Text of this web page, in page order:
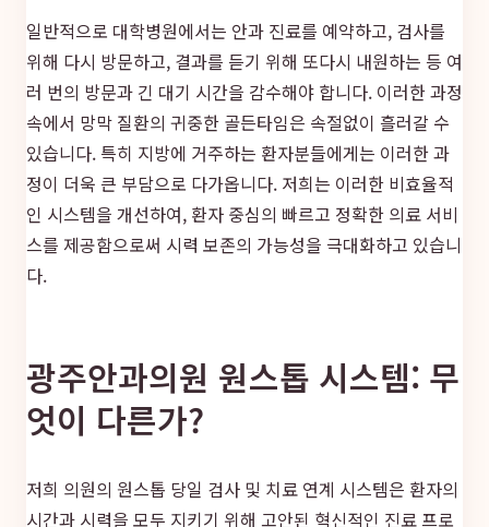
일반적으로 대학병원에서는 안과 진료를 예약하고, 검사를
위해 다시 방문하고, 결과를 듣기 위해 또다시 내원하는 등 여
러 번의 방문과 긴 대기 시간을 감수해야 합니다. 이러한 과정
속에서 망막 질환의 귀중한 골든타임은 속절없이 흘러갈 수
있습니다. 특히 지방에 거주하는 환자분들에게는 이러한 과
정이 더욱 큰 부담으로 다가옵니다. 저희는 이러한 비효율적
인 시스템을 개선하여, 환자 중심의 빠르고 정확한 의료 서비
스를 제공함으로써 시력 보존의 가능성을 극대화하고 있습니
다.
광주안과의원 원스톱 시스템: 무
엇이 다른가?
저희 의원의 원스톱 당일 검사 및 치료 연계 시스템은 환자의
시간과 시력을 모두 지키기 위해 고안된 혁신적인 진료 프로